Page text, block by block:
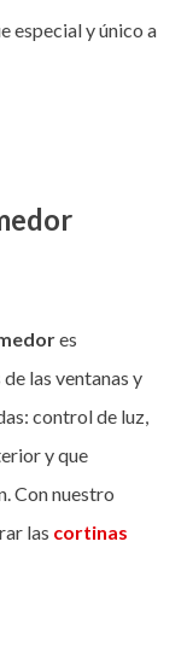
especial y único a
es
las ventanas y
control de luz,
y que
Con nuestro
las cortinas